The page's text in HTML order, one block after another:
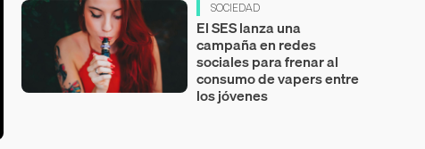
SOCIEDAD
El SES lanza una
campaña en redes
sociales para frenar al
consumo de vapers entre
los jóvenes